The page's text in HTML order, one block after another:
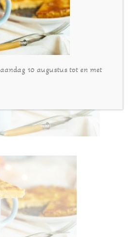
2022
10 augustus tot en met